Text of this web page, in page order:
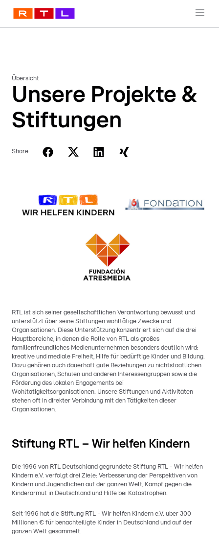
Übersicht
Unsere Projekte &
Stiftungen
Share
RTL ist sich seiner gesellschaftlichen Verantwortung bewusst und
unterstützt über seine Stiftungen wohltätige Zwecke und
Organisationen. Diese Unterstützung konzentriert sich auf die drei
Hauptbereiche, in denen die Rolle von RTL als großes
familienfreundliches Medienunternehmen besonders deutlich wird:
kreative und mediale Freiheit, Hilfe für bedürftige Kinder und Bildung.
Dazu gehören auch dauerhaft gute Beziehungen zu nichtstaatlichen
Organisationen, Schulen und anderen Interessengruppen sowie die
Förderung des lokalen Engagements bei
Wohltätigkeitsorganisationen. Unsere Stiftungen und Aktivitäten
stehen oft in direkter Verbindung mit den Tätigkeiten dieser
Organisationen.
Stiftung RTL – Wir helfen Kindern
Die 1996 von RTL Deutschland gegründete Stiftung RTL - Wir helfen
Kindern e.V. verfolgt drei Ziele: Verbesserung der Perspektiven von
Kindern und Jugendlichen auf der ganzen Welt, Kampf gegen die
Kinderarmut in Deutschland und Hilfe bei Katastrophen.
Seit 1996 hat die Stiftung RTL - Wir helfen Kindern e.V. über 300
Millionen € für benachteiligte Kinder in Deutschland und auf der
ganzen Welt gesammelt.